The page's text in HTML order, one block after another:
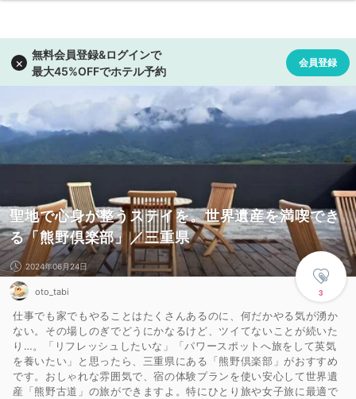
聖地で心身が整うステイを。世界遺産を満喫でき
る「熊野倶楽部」／三重県
3
2024年06月24日
oto_tabi
仕事でも家でもやることはたくさんあるのに、何だかやる気が湧か
ない。その場しのぎでどうにかなるけど、ツイてないことが続いた
り…。「リフレッシュしたいな」「パワースポットへ旅をして英気
を養いたい」と思ったら、三重県にある「熊野倶楽部」がおすすめ
です。おしゃれな雰囲気で、宿の体験プランを使い安心して世界遺
産「熊野古道」の旅ができますよ。特にひとり旅や女子旅に最適で